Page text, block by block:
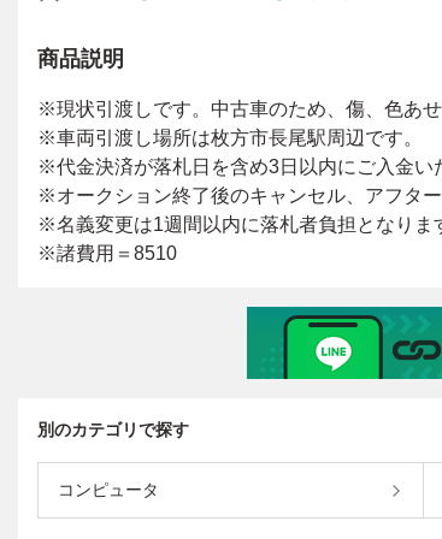
商品説明
別のカテゴリで探す
コンピュータ